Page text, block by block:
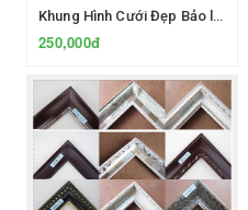
Khung Hình Cưới Đẹp Bảo lộc
250,000đ